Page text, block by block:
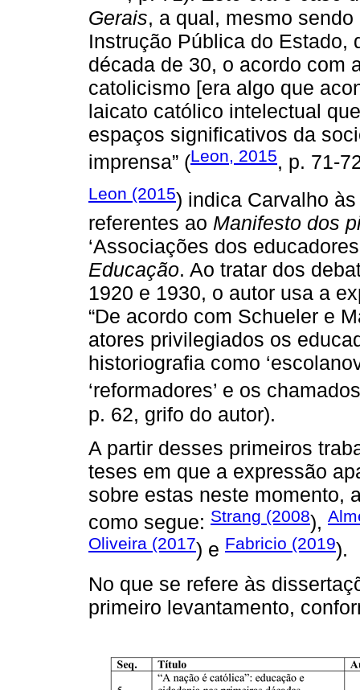
Gerais, a qual, mesmo
Instrução Pública do Estado,
década de 30, o acordo com
catolicismo [era algo que
laicato católico intelectual
espaços significativos da
imprensa” (Leon, 2015, p. 71-
Leon (2015) indica Carvalho
referentes ao Manifesto dos
‘Associações dos
Educação. Ao tratar dos
1920 e 1930, o autor usa a
“De acordo com Schueler e
atores privilegiados os
historiografia como
‘reformadores’ e os
p. 62, grifo do autor).
A partir desses primeiros
teses em que a expressão
sobre estas neste momento,
como segue: Strang (2008),
Oliveira (2017) e Fabricio (2019).
No que se refere às
primeiro levantamento,